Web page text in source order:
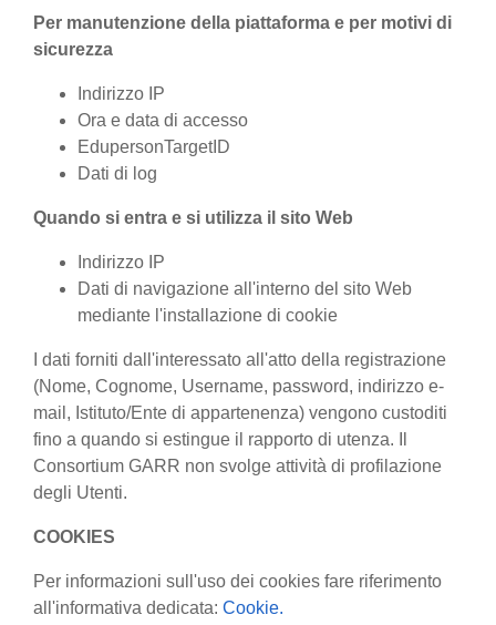
Per manutenzione della piattaforma e per motivi di
sicurezza
Indirizzo IP
Ora e data di accesso
EdupersonTargetID
Dati di log
Quando si entra e si utilizza il sito Web
Indirizzo IP
Dati di navigazione all'interno del sito Web
mediante l'installazione di cookie
I dati forniti dall'interessato all'atto della registrazione
(Nome, Cognome, Username, password, indirizzo e-
mail, Istituto/Ente di appartenenza) vengono custoditi
fino a quando si estingue il rapporto di utenza. Il
Consortium GARR non svolge attività di profilazione
degli Utenti.
COOKIES
Per informazioni sull'uso dei cookies fare riferimento
all'informativa dedicata: Cookie.